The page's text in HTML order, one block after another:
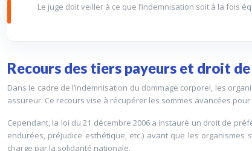
Le juge doit veiller à ce que l’indemnisation soit à la fois
Recours des tiers payeurs et droit
Dans le cadre de l’indemnisation du dommage corporel, les
assureur. Ce recours vise à récupérer les sommes avancées
Cependant, la loi du 21 décembre 2006 a instauré un droit de
endurées, préjudice esthétique, etc.) avant que les
charge par la solidarité nationale.